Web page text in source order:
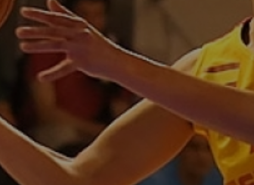
Kettőskarrier-program
NOB
OVEP
Adatbank